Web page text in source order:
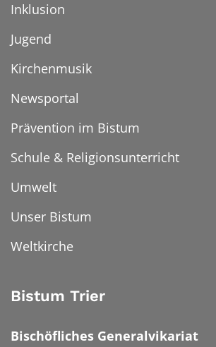
Inklusion
Jugend
Kirchenmusik
Newsportal
Prävention im Bistum
Schule & Religionsunterricht
Umwelt
Unser Bistum
Weltkirche
Bistum Trier
Bischöfliches Generalvikariat